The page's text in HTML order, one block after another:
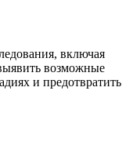
включая
возможные
и предотвратить